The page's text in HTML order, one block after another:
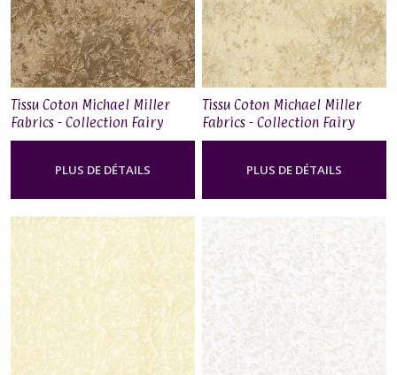
Tissu Coton Michael Miller
Fabrics - Collection Fairy
Frost - Acorn
PLUS DE DÉTAILS
Tissu Coton Michael Miller
Fabrics - Collection Fairy
Frost - Champagne
PLUS DE DÉTAILS